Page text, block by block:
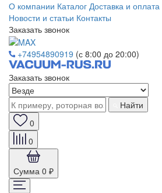
О компании Каталог Доставка и оплата
Новости и статьи Контакты
Заказать звонок
+74954890919 (с 8:00 до 20:00)
Заказать звонок
Найти
0
0
Сумма 0 ₽